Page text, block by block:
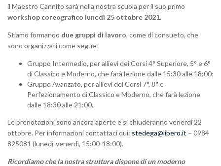
il Maestro Cannito sarà nella nostra scuola per il suo primo
workshop coreografico lunedì 25 ottobre 2021.
Stiamo formando due gruppi di lavoro, come di consueto, che
sono organizzati come segue:
Gruppo Intermedio, per allievi dei Corsi 4° Superiore, 5° e 6°
di Classico e Moderno, che farà lezione dalle 15:30 alle 18:00;
Gruppo Avanzato, per allievi dei Corsi 7°, 8° e
Perfezionamento di Classico e Moderno, che farà lezione
dalle 18:30 alle 21:00.
Le prenotazioni sono ancora aperte e si chiuderanno venerdì 22
ottobre. Per informazioni contattaci qui: stedega@libero.it – 0984
825081 (lunedì-venerdì, 15:00-18:00).
Ricordiamo che la nostra struttura dispone di un moderno